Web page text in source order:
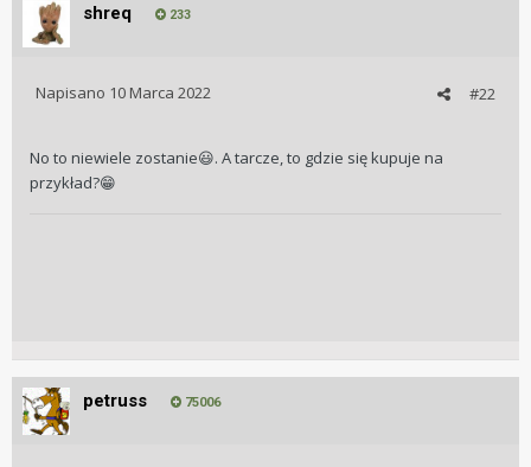
shreq 233
#22
Napisano 10 Marca 2022
No to niewiele zostanie😃. A tarcze, to gdzie się kupuje na
przykład?😁
petruss 75006